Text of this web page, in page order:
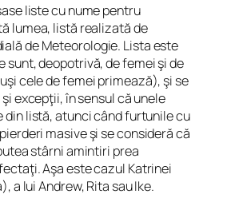
liste cu nume pentru
lumea, listă realizată de
de Meteorologie. Lista este
sunt, deopotrivă, de femei şi de
cele de femei primează), şi se
excepţii, în sensul că unele
din listă, atunci când furtunile cu
masive şi se consideră că
stârni amintiri prea
Aşa este cazul Katrinei
a lui Andrew, Rita sau Ike.